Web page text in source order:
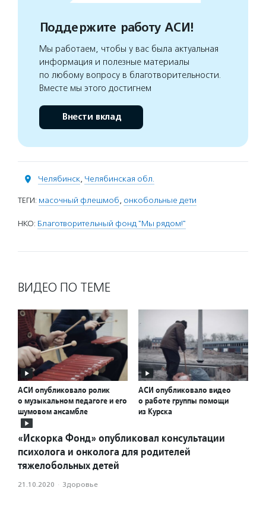
Поддержите работу АСИ!
Мы работаем, чтобы у вас была актуальная
информация и полезные материалы
по любому вопросу в благотворительности.
Вместе мы этого достигнем
Внести вклад
Челябинск, Челябинская обл.
ТЕГИ: масочный флешмоб, онкобольные дети
НКО: Благотворительный фонд "Мы рядом!"
ВИДЕО ПО ТЕМЕ
АСИ опубликовало ролик
о музыкальном педагоге и его
шумовом ансамбле
АСИ опубликовало видео
о работе группы помощи
из Курска
«Искорка Фонд» опубликовал консультации
психолога и онколога для родителей
тяжелобольных детей
21.10.2020 · Здоровье